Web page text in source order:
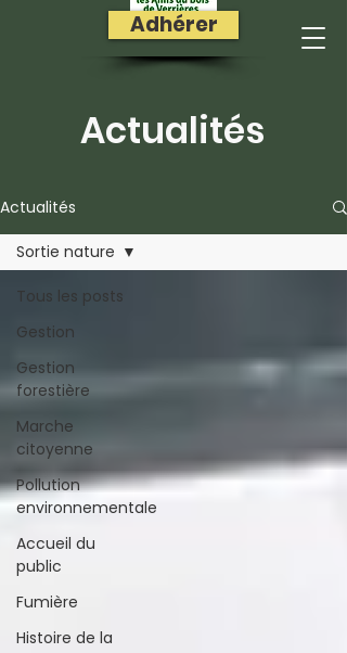
Adhérer
Actualités
Actualités
Tous les posts
Gestion
Gestion
forestière
Marche
citoyenne
Pollution
environnementale
Accueil du
public
Fumière
Histoire de la
Sortie nature